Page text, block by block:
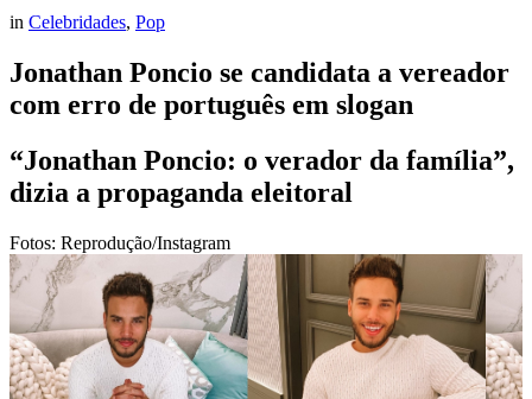
in Celebridades, Pop
Jonathan Poncio se candidata a vereador
com erro de português em slogan
“Jonathan Poncio: o verador da família”,
dizia a propaganda eleitoral
Fotos: Reprodução/Instagram